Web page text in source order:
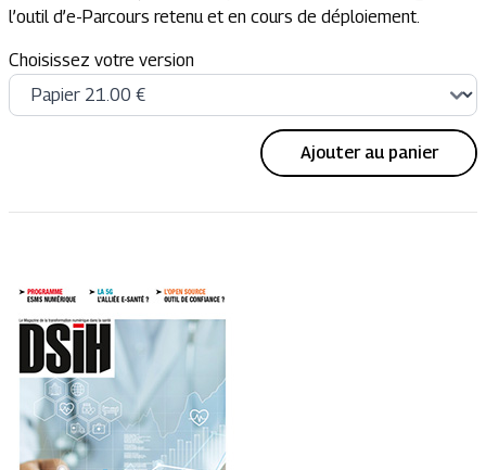
l’outil d’e-Parcours retenu et en cours de déploiement.
Choisissez votre version
Ajouter au panier